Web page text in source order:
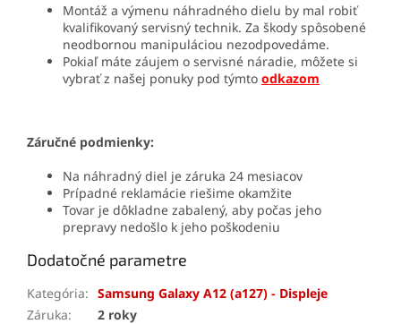
Montáž a výmenu náhradného dielu by mal robiť
kvalifikovaný servisný technik. Za škody spôsobené
neodbornou manipuláciou nezodpovedáme.
Pokiaľ máte záujem o servisné náradie, môžete si
vybrať z našej ponuky pod týmto odkazom
Záručné podmienky:
Na náhradný diel je záruka 24 mesiacov
Prípadné reklamácie riešime okamžite
Tovar je dôkladne zabalený, aby počas jeho
prepravy nedošlo k jeho poškodeniu
Dodatočné parametre
Kategória: Samsung Galaxy A12 (a127) - Displeje
Záruka:
2 roky